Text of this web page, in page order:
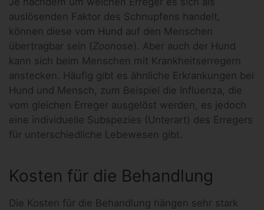
auslösenden Faktor des Schnupfens handelt,
können diese vom Hund auf den Menschen
übertragbar sein (Zoonose). Aber auch der Hund
kann sich beim Menschen mit Krankheitserregern
anstecken. Häufig gibt es ähnliche Erkrankungen bei
Hund und Mensch, zum Beispiel die Influenza, die
vom gleichen Erreger ausgelöst werden, es jedoch
eine individuelle Subspezies (Unterart) des Erregers
für unterschiedliche Lebewesen gibt.
Kosten für die Behandlung
Die Kosten für die Behandlung hängen sehr stark